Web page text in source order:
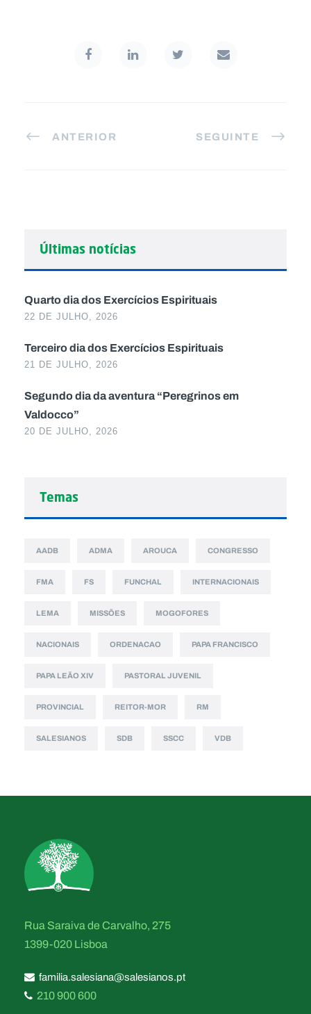
ANTERIOR SEGUINTE
Últimas notícias
Quarto dia dos Exercícios Espirituais
22 DE JULHO, 2026
Terceiro dia dos Exercícios Espirituais
21 DE JULHO, 2026
Segundo dia da aventura “Peregrinos em
Valdocco”
20 DE JULHO, 2026
Temas
AADB ADMA AROUCA CONGRESSO
FMA FS FUNCHAL INTERNACIONAIS
LEMA MISSÕES MOGOFORES
NACIONAIS ORDENACAO PAPA FRANCISCO
PAPA LEÃO XIV PASTORAL JUVENIL
PROVINCIAL REITOR-MOR RM
SALESIANOS SDB SSCC VDB
Rua Saraiva de Carvalho, 275
1399-020 Lisboa
familia.salesiana@salesianos.pt
210 900 600